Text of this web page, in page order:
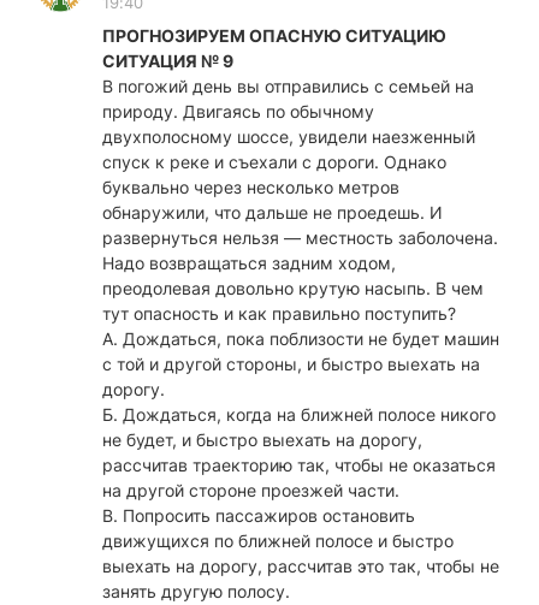
ПРОГНОЗИРУЕМ ОПАСНУЮ СИТУАЦИЮ
СИТУАЦИЯ № 9
В погожий день вы отправились с семьей на
природу. Двигаясь по обычному
двухполосному шоссе, увидели наезженный
спуск к реке и съехали с дороги. Однако
буквально через несколько метров
обнаружили, что дальше не проедешь. И
развернуться нельзя — местность заболочена.
Надо возвращаться задним ходом,
преодолевая довольно крутую насыпь. В чем
тут опасность и как правильно поступить?
А. Дождаться, пока поблизости не будет машин
с той и другой стороны, и быстро выехать на
дорогу.
Б. Дождаться, когда на ближней полосе никого
не будет, и быстро выехать на дорогу,
рассчитав траекторию так, чтобы не оказаться
на другой стороне проезжей части.
В. Попросить пассажиров остановить
движущихся по ближней полосе и быстро
выехать на дорогу, рассчитав это так, чтобы не
занять другую полосу.